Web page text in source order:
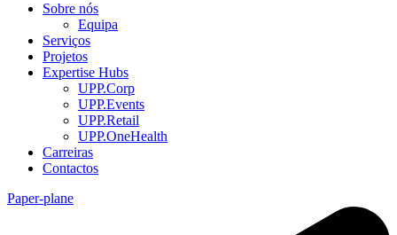
Sobre nós
Equipa
Serviços
Projetos
Expertise Hubs
UPP.Corp
UPP.Events
UPP.Retail
UPP.OneHealth
Carreiras
Contactos
Paper-plane